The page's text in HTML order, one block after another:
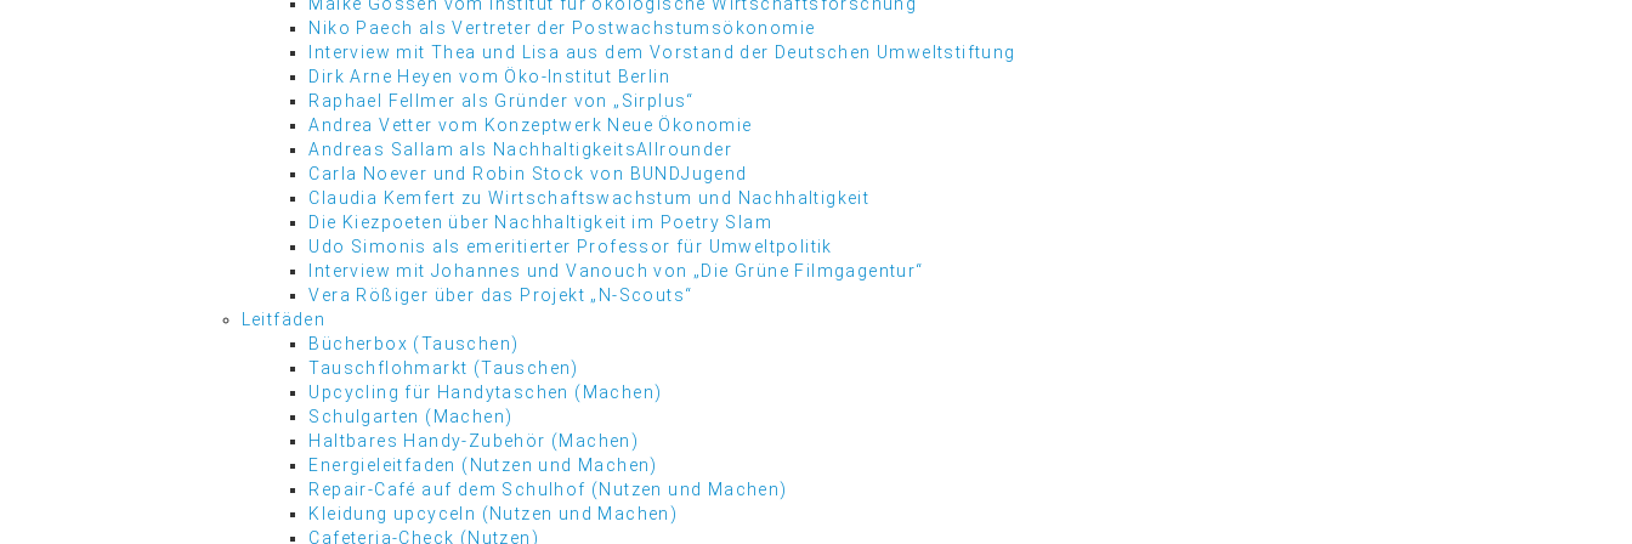
Niko Paech als Vertreter der Postwachstumsökonomie
Interview mit Thea und Lisa aus dem Vorstand der Deutschen Umweltstiftung
Dirk Arne Heyen vom Öko-Institut Berlin
Raphael Fellmer als Gründer von „Sirplus“
Andrea Vetter vom Konzeptwerk Neue Ökonomie
Andreas Sallam als NachhaltigkeitsAllrounder
Carla Noever und Robin Stock von BUNDJugend
Claudia Kemfert zu Wirtschaftswachstum und Nachhaltigkeit
Die Kiezpoeten über Nachhaltigkeit im Poetry Slam
Udo Simonis als emeritierter Professor für Umweltpolitik
Interview mit Johannes und Vanouch von „Die Grüne Filmgagentur“
Vera Rößiger über das Projekt „N-Scouts“
Leitfäden
Bücherbox (Tauschen)
Tauschflohmarkt (Tauschen)
Upcycling für Handytaschen (Machen)
Schulgarten (Machen)
Haltbares Handy-Zubehör (Machen)
Energieleitfaden (Nutzen und Machen)
Repair-Café auf dem Schulhof (Nutzen und Machen)
Kleidung upcyceln (Nutzen und Machen)
Cafeteria-Check (Nutzen)